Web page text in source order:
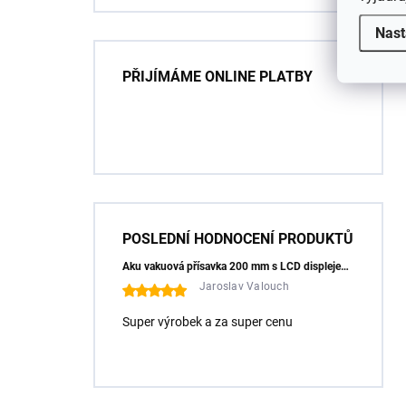
PŘIJÍMÁME ONLINE PLATBY
POSLEDNÍ HODNOCENÍ PRODUKTŮ
Aku vakuová přísavka 200 mm s LCD displejem (150 kg) - HÖGERT HT3B355
Jaroslav Valouch
Super výrobek a za super cenu